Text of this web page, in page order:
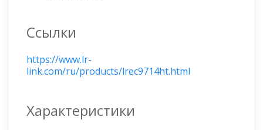
Ссылки
https://www.lr-
link.com/ru/products/lrec9714ht.html
Характеристики